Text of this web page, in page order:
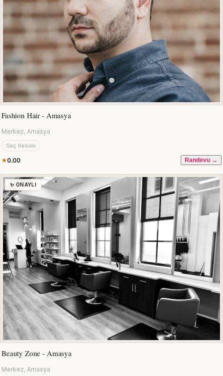
Fashion Hair - Amasya
Merkez, Amasya
Saç Kesimi
0.00 Randevu →
✨ ONAYLI
Beauty Zone - Amasya
Merkez, Amasya